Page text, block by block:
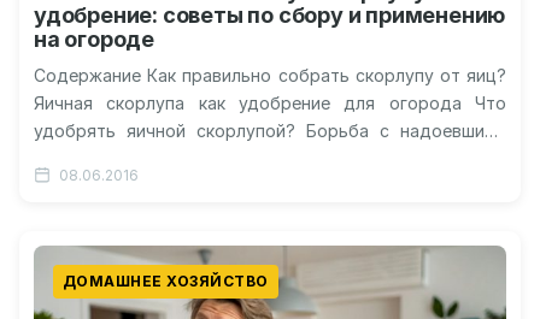
удобрение: советы по сбору и применению
на огороде
Содержание Как правильно собрать скорлупу от яиц?
Яичная скорлупа как удобрение для огорода Что
удобрять яичной скорлупой? Борьба с надоевшими
08.06.2016
ДОМАШНЕЕ ХОЗЯЙСТВО